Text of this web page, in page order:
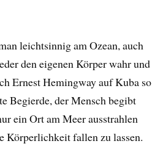
leichtsinnig am Ozean, auch
den eigenen Körper wahr und
Ernest Hemingway auf Kuba so
Begierde, der Mensch begibt
ein Ort am Meer ausstrahlen
Körperlichkeit fallen zu lassen.